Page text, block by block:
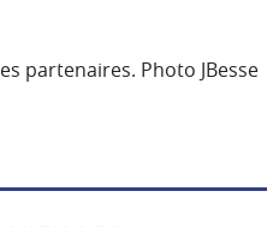
partenaires. Photo JBesse